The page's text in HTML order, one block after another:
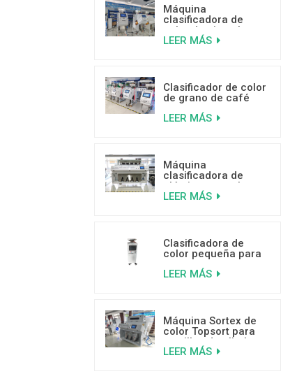
Máquina
clasificadora de
color de pistacho
con IA y aprendizaje
LEER MÁS
Clasificador de color
de grano de café
color de venta
LEER MÁS
Máquina
clasificadora de
plástico por color
inteligente de 5
LEER MÁS
Clasificadora de
color pequeña para
bajo precio
LEER MÁS
Máquina Sortex de
color Topsort para
semillas de albahaca
con sensor de alta
LEER MÁS